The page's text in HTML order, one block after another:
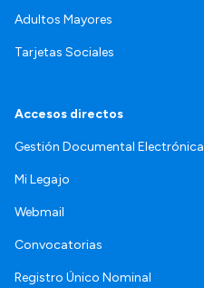
Adultos Mayores
Tarjetas Sociales
Accesos directos
Gestión Documental Electrónica
Mi Legajo
Webmail
Convocatorias
Registro Único Nominal